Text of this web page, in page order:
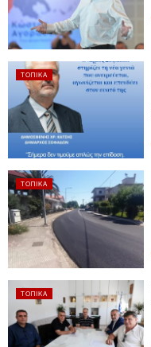
ΤΟΠΙΚΆ
ΤΟΠΙΚΆ
ΤΟΠΙΚΆ